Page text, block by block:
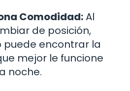
Comodidad:Al
de posición,
puede encontrar la
mejor le funcione
noche.